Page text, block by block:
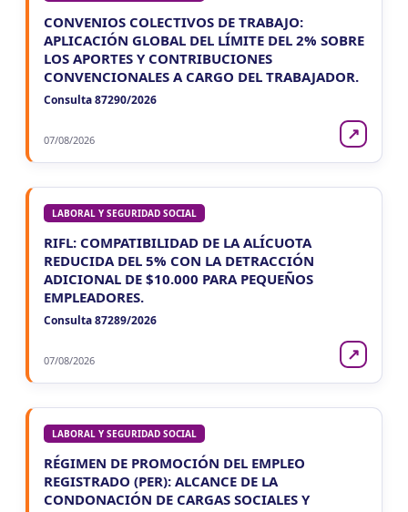
CONVENIOS COLECTIVOS DE TRABAJO:
APLICACIÓN GLOBAL DEL LÍMITE DEL 2% SOBRE
LOS APORTES Y CONTRIBUCIONES
CONVENCIONALES A CARGO DEL TRABAJADOR.
Consulta 87290/2026
07/08/2026 ↗
LABORAL Y SEGURIDAD SOCIAL
RIFL: COMPATIBILIDAD DE LA ALÍCUOTA
REDUCIDA DEL 5% CON LA DETRACCIÓN
ADICIONAL DE $10.000 PARA PEQUEÑOS
EMPLEADORES.
Consulta 87289/2026
07/08/2026 ↗
LABORAL Y SEGURIDAD SOCIAL
RÉGIMEN DE PROMOCIÓN DEL EMPLEO
REGISTRADO (PER): ALCANCE DE LA
CONDONACIÓN DE CARGAS SOCIALES Y